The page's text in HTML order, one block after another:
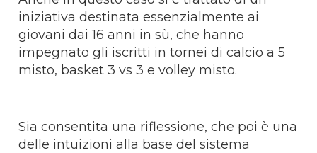
iniziativa destinata essenzialmente ai
giovani dai 16 anni in sù, che hanno
impegnato gli iscritti in tornei di calcio a 5
misto, basket 3 vs 3 e volley misto.
Sia consentita una riflessione, che poi è una
delle intuizioni alla base del sistema